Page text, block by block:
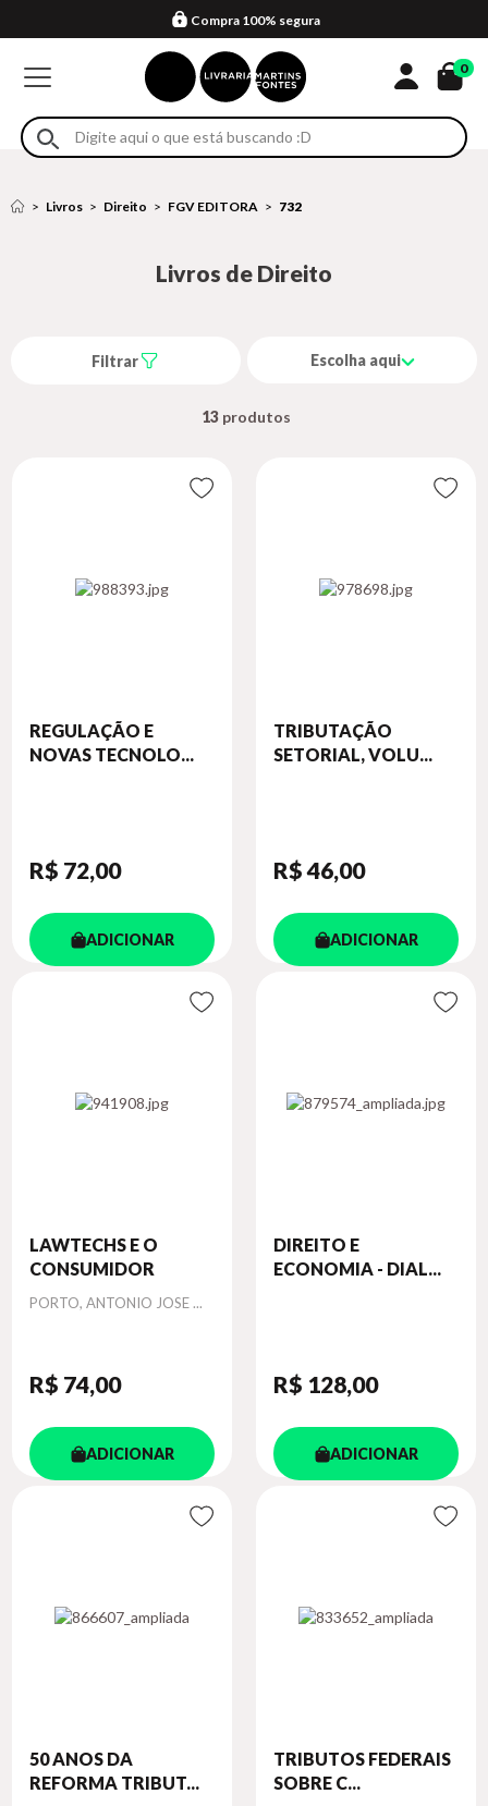
Formas de entrega
Compra 100% segura
Em até 4x sem juros no cartão*
Retire na loja
Eventos
0
Livros Direito FGV EDITORA 732
Livros de Direito
Filtrar Escolha aqui
13
REGULAÇÃO E
NOVAS TECNOLO...
R$ 72,00
ADICIONAR
TRIBUTAÇÃO
SETORIAL, VOLU...
R$ 46,00
ADICIONAR
LAWTECHS E O
CONSUMIDOR
Autor
PORTO, ANTONIO JOSE ...
R$ 74,00
ADICIONAR
DIREITO E
ECONOMIA - DIAL...
R$ 128,00
ADICIONAR
50 ANOS DA
REFORMA TRIBUT...
TRIBUTOS FEDERAIS
SOBRE C...